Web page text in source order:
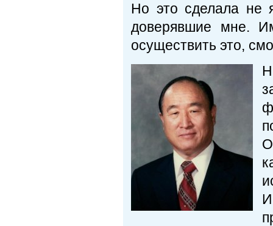
Но это сделала не
доверявшие мне.
осуществить это,